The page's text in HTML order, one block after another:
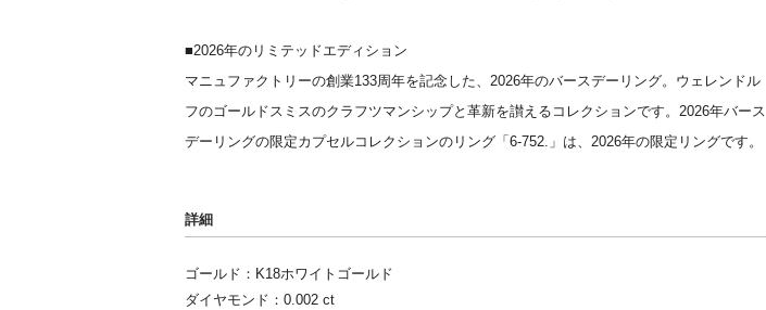
■2026年のリミテッドエディション
マニュファクトリーの創業133周年を記念した、2026年のバースデーリング。ウェレンドル
フのゴールドスミスのクラフツマンシップと革新を讃えるコレクションです。2026年バース
デーリングの限定カプセルコレクションのリング「6-752.」は、2026年の限定リングです。
詳細
ゴールド：K18ホワイトゴールド
ダイヤモンド：0.002 ct